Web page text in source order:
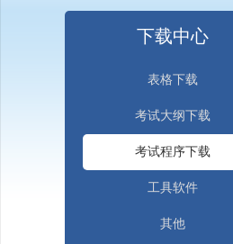
下载中心
表格下载
考试大纲下载
考试程序下载
工具软件
其他